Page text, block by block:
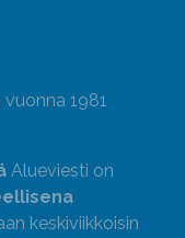
vuonna 1981
Alueviesti on
keskiviikkoisin